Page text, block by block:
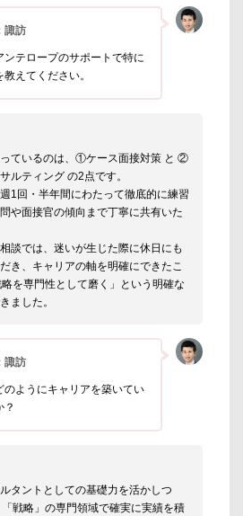
諏訪
テロープのサポートで特に
えてください。
ているのは、①ケース面接対策 と ②
ルティング の2点です。
1回・半年間にわたって徹底的に練習
や面接官の傾向まで丁寧に共有いた
談では、迷いが生じた際に休日にも
き、キャリアの軸を明確にできたこ
を専門性として磨く」という明確な
ました。
諏訪
のようにキャリアを築いてい
？
タントとしての基礎力を活かしつ
戦略」の専門領域で確実に実績を積